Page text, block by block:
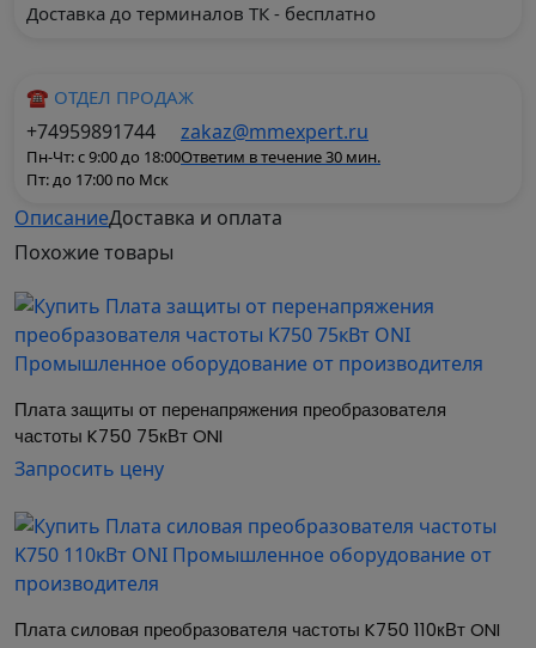
Доставка до терминалов ТК - бесплатно
☎ ОТДЕЛ ПРОДАЖ
+74959891744
Пн-Чт: с 9:00 до 18:00
Пт: до 17:00 по Мск
zakaz@mmexpert.ru
Ответим в течение 30 мин.
ОписаниеДоставка и оплата
Выпрямитель
преобразователя частоты K750
400кВт ONI
Модуль для преобразования переменного
передачи в ЗПТ. Привязан к номиналу ПЧ K750.
Сертификаты
Отказное письмо 123-ФЗ (PDF, 12.57 MB)
Декларация 020 (PDF, 1.73 MB)
Похожие товары
Плата защиты от перенапряжения преобразователя
частоты K750 75кВт ONI
Запросить цену
Плата силовая преобразователя частоты K750 110кВт ONI